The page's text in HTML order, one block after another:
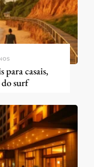
para casais,
do surf